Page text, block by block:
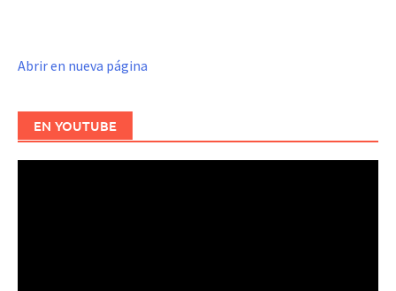
Abrir en nueva página
EN YOUTUBE